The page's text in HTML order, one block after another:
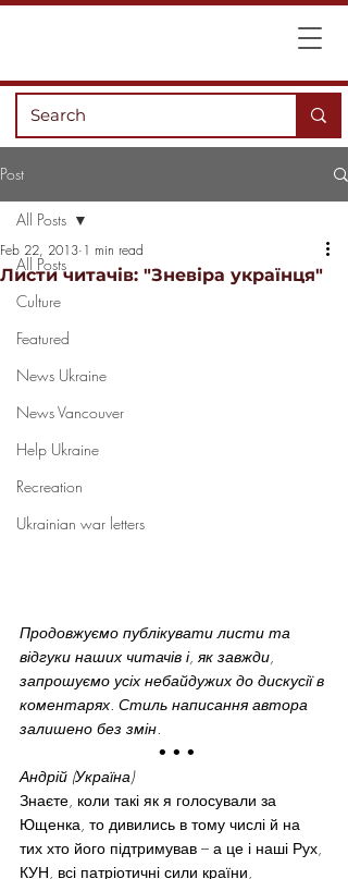
Post
All Posts
Culture
Featured
News Ukraine
News Vancouver
Help Ukraine
Recreation
Ukrainian war letters
All Posts
Листи читачів: "Зневіра українця"
Feb 22, 2013 1 min read
Продовжуємо публікувати листи та
відгуки наших читачів і, як завжди,
запрошуємо усіх небайдужих до дискусії в
коментарях. Стиль написання автора
залишено без змін.
• • •
Андрій (Україна)
Знаєте, коли такі як я голосували за
Ющенка, то дивились в тому числі й на
тих хто його підтримував – а це і наші Рух,
КУН, всі патріотичні сили країни,